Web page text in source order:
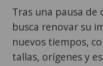
Tras una pausa de
busca renovar su
nuevos tiempos,
tallas, orígenes y